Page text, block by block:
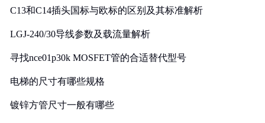
C13和C14插头国标与欧标的区别及其标准解析
LGJ-240/30导线参数及载流量解析
寻找nce01p30k MOSFET管的合适替代型号
电梯的尺寸有哪些规格
镀锌方管尺寸一般有哪些